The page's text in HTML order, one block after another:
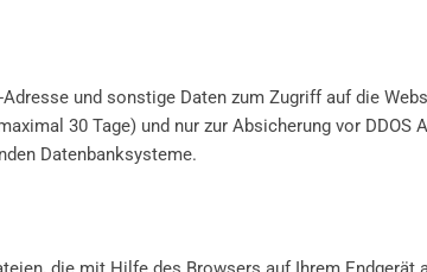
und sonstige Daten zum Zugriff auf die
30 Tage) und nur zur Absicherung vor DDOS
Datenbanksysteme.